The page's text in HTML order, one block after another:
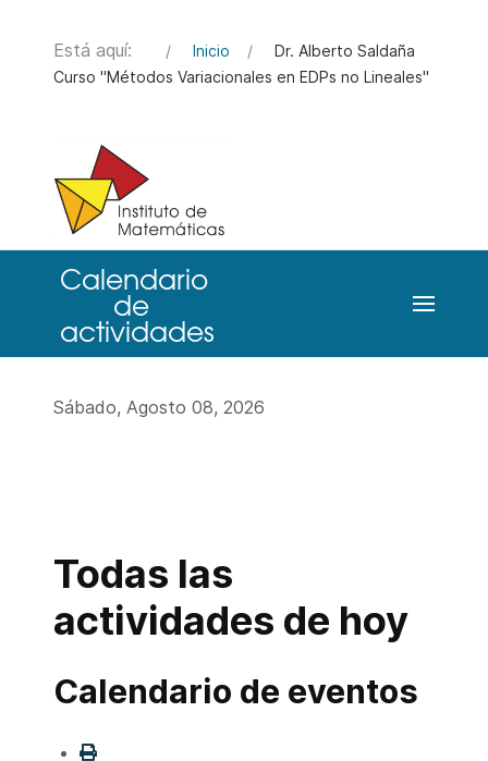
Está aquí: Inicio
Dr. Alberto Saldaña
Curso "Métodos Variacionales en EDPs no Lineales"
Sábado, Agosto 08, 2026
Todas las
actividades de hoy
Calendario de eventos